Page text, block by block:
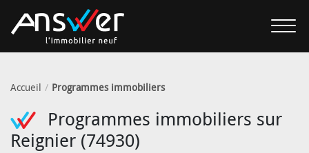
Accueil Programmes immobiliers
Programmes immobiliers sur
Reignier (74930)